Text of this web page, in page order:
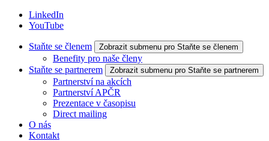
LinkedIn
YouTube
Staňte se členem Zobrazit submenu pro Staňte se členem
Benefity pro naše členy
Staňte se partnerem
Zobrazit submenu pro Staňte se partnerem
Partnerství na akcích
Partnerství APČR
Prezentace v časopisu
Direct mailing
O nás
Kontakt